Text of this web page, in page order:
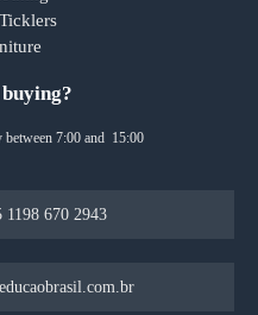
between 7:00 and 15:00
1198 670 2943